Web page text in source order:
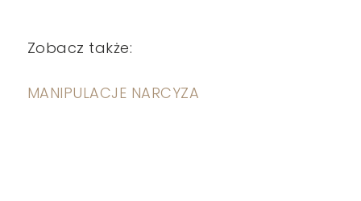
Zobacz także:
MANIPULACJE NARCYZA